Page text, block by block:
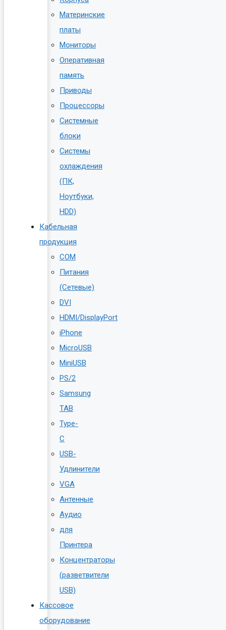
Материнские
платы
Мониторы
Оперативная
память
Приводы
Процессоры
Системные
блоки
Системы
охлаждения
(ПК,
Ноутбуки,
HDD)
Кабельная
продукция
COM
Питания
(Сетевые)
DVI
HDMI/DisplayPort
iPhone
MicroUSB
MiniUSB
PS/2
Samsung
TAB
Type-
C
USB-
Удлинители
VGA
Антенные
Аудио
для
Принтера
Концентраторы
(разветвители
USB)
Кассовое
оборудование